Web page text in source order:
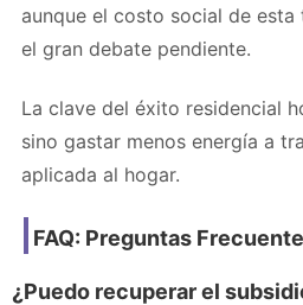
aunque el costo social de
el gran debate pendiente.
La clave del éxito residencial
sino gastar menos energía a
aplicada al hogar.
FAQ: Preguntas
¿Puedo recuperar el